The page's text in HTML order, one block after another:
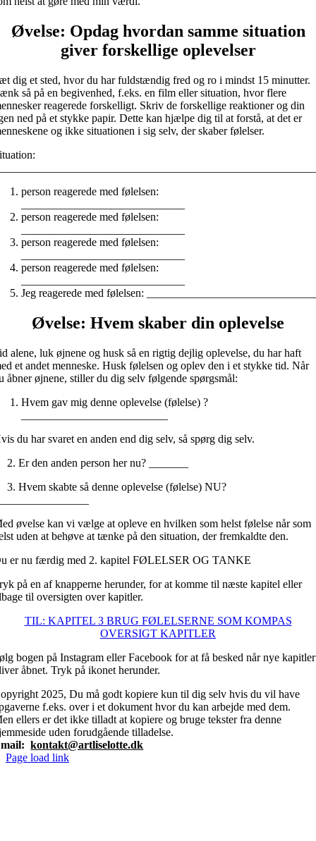
Øvelse: Opdag hvordan samme situation
giver forskellige oplevelser
dig et sted, hvor du har fuldstændig fred og ro i mindst 15 minutter.
så på en begivenhed, f.eks. en film eller situation, hvor flere
reagerede forskelligt. Skriv de forskellige reaktioner og din
ned på et stykke papir. Dette kan hjælpe dig til at forstå, at det er
og ikke situationen i sig selv, der skaber følelser.
person reagerede med følelsen:
person reagerede med følelsen:
person reagerede med følelsen:
person reagerede med følelsen:
Jeg reagerede med følelsen:
Øvelse: Hvem skaber din oplevelse
alene, luk øjnene og husk så en rigtig dejlig oplevelse, du har haft
et andet menneske. Husk følelsen og oplev den i et stykke tid. Når
åbner øjnene, stiller du dig selv følgende spørgsmål:
Hvem gav mig denne oplevelse (følelse) ?
du har svaret en anden end dig selv, så spørg dig selv.
Er den anden person her nu? _______
Hvem skabte så denne oplevelse (følelse) NU?
øvelse kan vi vælge at opleve en hvilken som helst følelse når som
uden at behøve at tænke på den situation, der fremkaldte den.
er nu færdig med 2. kapitel FØLELSER OG TANKE
på en af knapperne herunder, for at komme til næste kapitel eller
til oversigten over kapitler.
TIL: KAPITEL 3 BRUG FØLELSERNE SOM KOMPAS
OVERSIGT KAPITLER
bogen på Instagram eller Facebook for at få besked når nye kapitler
åbnet. Tryk på ikonet herunder.
2025, Du må godt kopiere kun til dig selv hvis du vil have
f.eks. over i et dokument hvor du kan arbejde med dem.
ellers er det ikke tilladt at kopiere og bruge tekster fra denne
uden forudgående tilladelse.
kontakt@artliselotte.dk
Page load link